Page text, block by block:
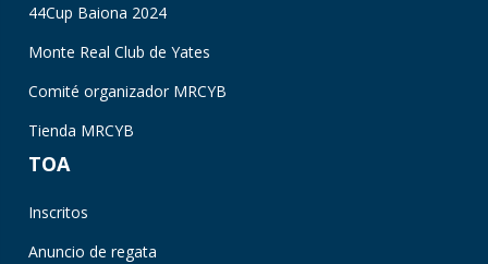
44Cup Baiona 2024
Monte Real Club de Yates
Comité organizador MRCYB
Tienda MRCYB
TOA
Inscritos
Anuncio de regata